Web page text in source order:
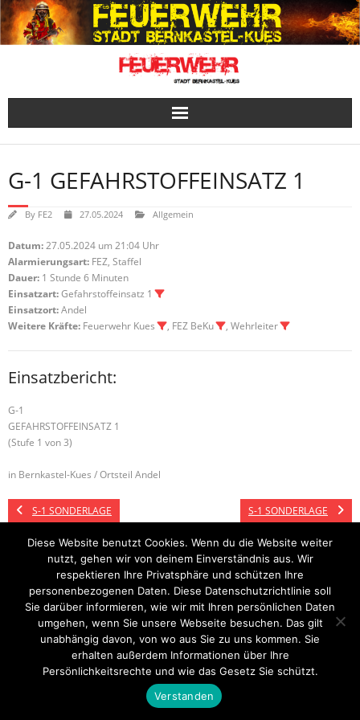
Skip
to
content
G-1 GEFAHRSTOFFEINSATZ 1
By FE2 27.05.2024 Allgemein
Datum:27.05.2024 um 21:04 Uhr
Alarmierungsart: FEZ, Staffel
Dauer: 1 Stunde 6 Minuten
Einsatzart:Gefahrstoffeinsatz 1
Einsatzort:Andel
Weitere Kräfte: Feuerwehr Kues , FEZ BeKu , Wehrleiter
Einsatzbericht:
G-1
GEFAHRSTOFFEINSATZ 1
(Stufe 1 von 3)
in Bernkastel-Kues / Ortsteil Andel
S-1 SONDERLAGE S-1 SONDERLAGE
Startseite Einsätze Mitglied werden Über uns
Bilder
Kontakt
Theme byThink Up Themes Ltd. Powered byWordPress.
Diese Website benutzt Cookies. Wenn du die Website weiter
nutzt, gehen wir von deinem Einverständnis aus. Wir
respektieren Ihre Privatsphäre und schützen Ihre
personenbezogenen Daten. Diese Datenschutzrichtlinie soll
Sie darüber informieren, wie wir mit Ihren persönlichen Daten
umgehen, wenn Sie unsere Webseite besuchen. Das gilt
unabhängig davon, von wo aus Sie zu uns kommen. Sie
erhalten außerdem Informationen über Ihre
Persönlichkeitsrechte und wie das Gesetz Sie schützt.
Verstanden